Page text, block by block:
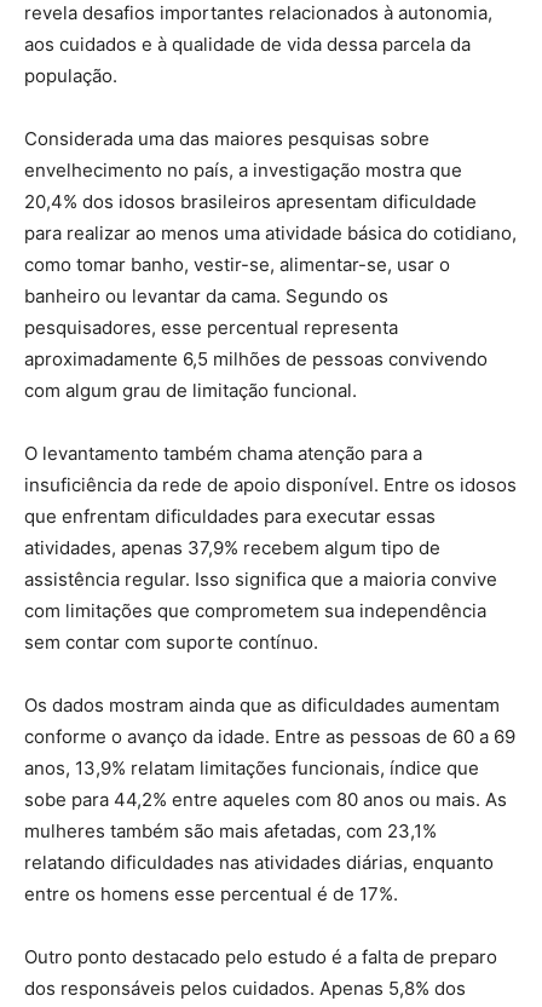
revela desafios importantes relacionados à autonomia,
aos cuidados e à qualidade de vida dessa parcela da
população.
Considerada uma das maiores pesquisas sobre
envelhecimento no país, a investigação mostra que
20,4% dos idosos brasileiros apresentam dificuldade
para realizar ao menos uma atividade básica do cotidiano,
como tomar banho, vestir-se, alimentar-se, usar o
banheiro ou levantar da cama. Segundo os
pesquisadores, esse percentual representa
aproximadamente 6,5 milhões de pessoas convivendo
com algum grau de limitação funcional.
O levantamento também chama atenção para a
insuficiência da rede de apoio disponível. Entre os idosos
que enfrentam dificuldades para executar essas
atividades, apenas 37,9% recebem algum tipo de
assistência regular. Isso significa que a maioria convive
com limitações que comprometem sua independência
sem contar com suporte contínuo.
Os dados mostram ainda que as dificuldades aumentam
conforme o avanço da idade. Entre as pessoas de 60 a 69
anos, 13,9% relatam limitações funcionais, índice que
sobe para 44,2% entre aqueles com 80 anos ou mais. As
mulheres também são mais afetadas, com 23,1%
relatando dificuldades nas atividades diárias, enquanto
entre os homens esse percentual é de 17%.
Outro ponto destacado pelo estudo é a falta de preparo
dos responsáveis pelos cuidados. Apenas 5,8% dos